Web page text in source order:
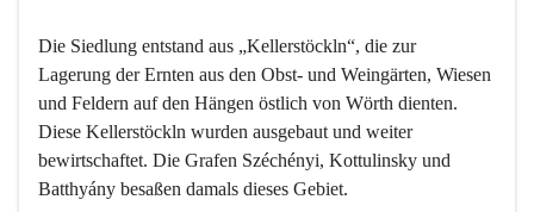
Die Siedlung entstand aus „Kellerstöckln“, die zur
Lagerung der Ernten aus den Obst- und Weingärten, Wiesen
und Feldern auf den Hängen östlich von Wörth dienten.
Diese Kellerstöckln wurden ausgebaut und weiter
bewirtschaftet. Die Grafen Széchényi, Kottulinsky und
Batthyány besaßen damals dieses Gebiet.